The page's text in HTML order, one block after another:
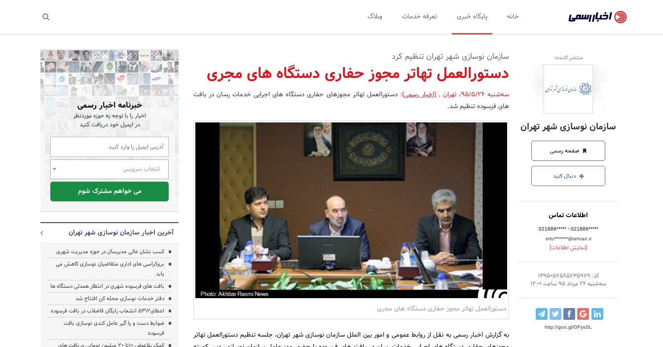
رسمی
-
اخبار
تایید
شرکت‌ها،
سازمان‌ها
و
روابط
عمومی‌ها
خانه پایگاه خبری تعرفه خدمات وبلاگ
منتشر کننده:
سازمان نوسازی شهر تهران
صفحه رسمی
دنبال کنید
اطلاعات تماس
021889***** - 021889*****
info*******@tehran.ir
[نمایش اطلاعات]
کد: 1395052585735979
سه‌شنبه 26 مرداد 95 ساعت 12:01
http://goo.gl/GFysSL
سازمان نوسازی شهر تهران تنظیم کرد
دستورالعمل تهاتر مجوز حفاری دستگاه های مجری
سه‌شنبه 95/5/26 ،تهران ,(اخبار رسمی):دستورالعمل تهاتر مجوزهای حفاری دستگاه های اجرایی خدمات رسان در بافت
های فرسوده تنظیم شد.
دستورالعمل تهاتر مجوز حفاری دستگاه های مجری
به گزارش اخبار رسمی به نقل از روابط عمومی و امور بین الملل سازمان نوسازی شهر تهران، جلسه تنظیم دستورالعمل تهاتر
خبرنامه اخبار رسمی
اخبار را با توجه به حوزه موردنظر
در ایمیل خود دریافت کنید
انتخاب سرویس
می خواهم مشترک شوم
آخرین اخبار سازمان نوسازی شهر تهران
کسب نشان عالی مدیرسال در حوزه مدیریت شهری
بروکراسی های اداری متقاضیان نوسازی کاهش می
یابد
بافت های فرسوده شهری در انتظار همدلی دستگاه ها
دفتر خدمات نوسازی محله کن افتتاح شد
اعطای5312 انشعاب رایگان فاضلاب در بافت فرسوده
ضوابط دست و پا گیر عامل کندی نوسازی بافت
فرسوده